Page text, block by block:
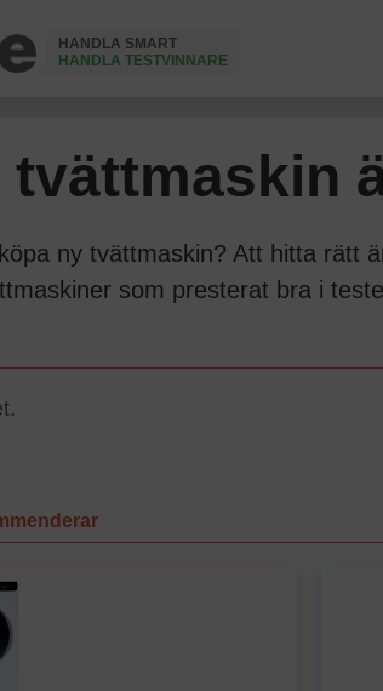
HANDLA SMART
HANDLA TESTVINNARE
tvättmaskin
ny tvättmaskin? Att hitta rätt
som presterat bra i